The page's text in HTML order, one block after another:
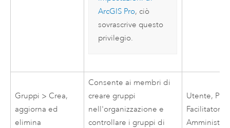
ArcGIS Pro, ciò
sovrascrive questo
privilegio.
Gruppi > Crea,
aggiorna ed
elimina
Consente ai membri di
creare gruppi
nell'organizzazione e
controllare i gruppi di
Utente,
Facilitatore,